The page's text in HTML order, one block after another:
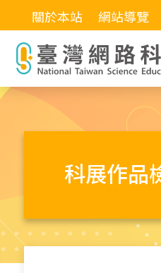
關於本站 網站導覽
科展作品